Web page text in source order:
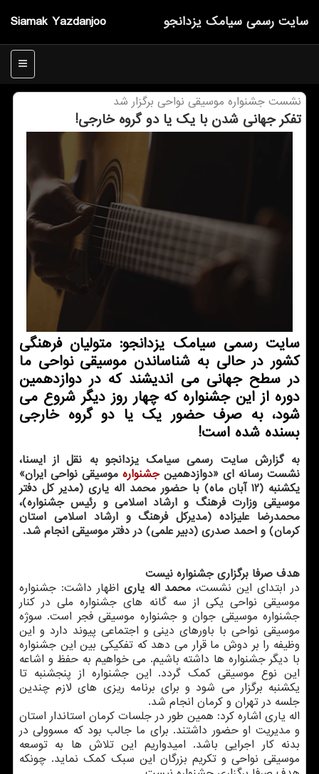
Siamak Yazdanjoo سایت رسمی سیامك یزدانجو
منو
نشست جشنواره موسیقی نواحی برگزار شد
تفكر جهانی شدن با یك یا دو گروه خارجی!
سایت رسمی سیامك یزدانجو: متولیان فرهنگی
كشور در حالی به شناساندن موسیقی نواحی ما
در سطح جهانی می اندیشند كه در دوازدهمین
دوره از این جشنواره كه چهار روز دیگر شروع می
شود، به صرف حضور یك یا دو گروه خارجی
بسنده شده است!
به گزارش سایت رسمی سیامك یزدانجو به نقل از ایسنا،
نشست رسانه ای «دوازدهمینجشنواره موسیقی نواحی ایران»
یكشنبه (۱۲ آبان ماه) با حضور محمد اله یاری (مدیر كل دفتر
موسیقی وزارت فرهنگ و ارشاد اسلامی و رئیس جشنواره)،
محمدرضا علیزاده (مدیركل فرهنگ و ارشاد اسلامی استان
كرمان) و احمد صدری (دبیر علمی) در دفتر موسیقی انجام شد.
هدف صرفا برگزاری جشنواره نیست
در ابتدای این نشست، محمد اله یاری اظهار داشت: جشنواره
موسیقی نواحی یكی از سه گانه های جشنواره ملی در كنار
جشنواره موسیقی جوان و جشنواره موسیقی فجر است. سوژه
موسیقی نواحی با باورهای دینی و اجتماعی پیوند دارد و این
وظیفه را بر دوش ما قرار می دهد كه تفكیكی بین این جشنواره
با دیگر جشنواره ها داشته باشیم. می خواهیم به حفظ و اشاعه
این نوع موسیقی كمك گردد. این جشنواره از پنجشنبه تا
یكشنبه برگزار می شود و برای برنامه ریزی های لازم چندین
جلسه در تهران و كرمان انجام شد.
اله یاری اشاره كرد: همین طور در جلسات كرمان استاندار استان
و مدیریت او حضور داشتند. برای ما جالب بود كه مسوولی در
بدنه كار اجرایی باشد. امیدواریم این تلاش ها به توسعه
موسیقی نواحی و تكریم بزرگان این سبك كمك نماید. چونكه